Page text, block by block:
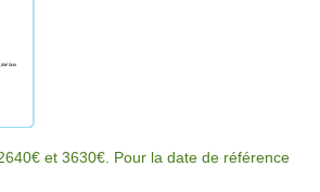
et 3630€. Pour la date de référence